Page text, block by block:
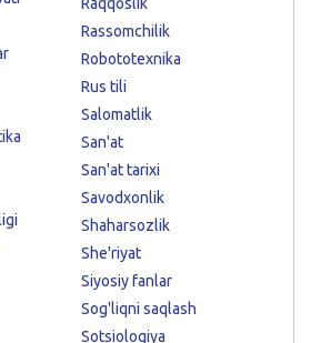
Rassomchilik
Robototexnika
Rus tili
Salomatlik
San'at
San'at tarixi
Savodxonlik
Shaharsozlik
She'riyat
Siyosiy fanlar
Sog'liqni saqlash
Sotsiologiya